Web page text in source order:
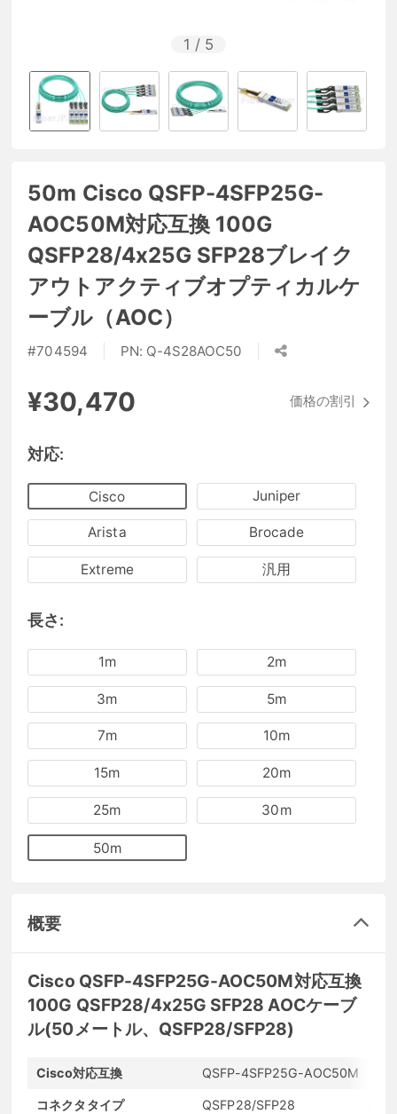
1 / 5
50m Cisco QSFP-4SFP25G-
AOC50M対応互換 100G
QSFP28/4x25G SFP28ブレイク
アウトアクティブオプティカルケ
ーブル（AOC）
#704594 PN: Q-4S28AOC50
¥30,470 価格の割引
対応:
Cisco Juniper
Arista Brocade
Extreme 汎用
長さ:
1m 2m
3m 5m
7m 10m
15m 20m
25m 30m
50m
概要
Cisco QSFP-4SFP25G-AOC50M対応互換
100G QSFP28/4x25G SFP28 AOCケーブ
ル(50メートル、QSFP28/SFP28)
Cisco対応互換 QSFP-4SFP25G-AOC50M
コネクタタイプ QSFP28/SFP28